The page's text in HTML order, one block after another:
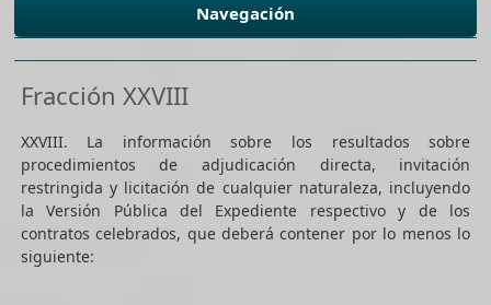
Navegación
Fracción XXVIII
XXVIII. La información sobre los resultados sobre
procedimientos de adjudicación directa, invitación
restringida y licitación de cualquier naturaleza, incluyendo
la Versión Pública del Expediente respectivo y de los
contratos celebrados, que deberá contener por lo menos lo
siguiente: